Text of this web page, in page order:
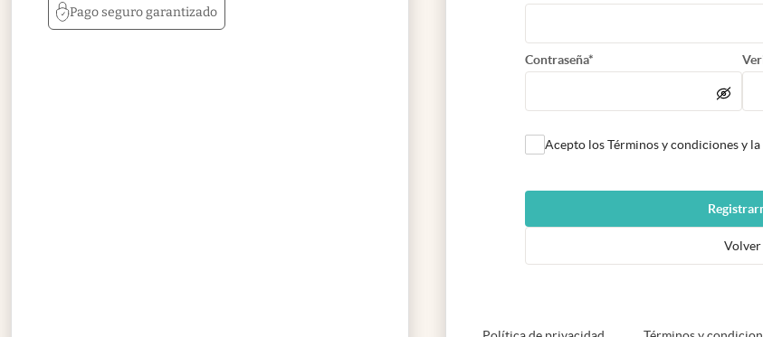
Pago segurogarantizado
Contraseña*
Acepto los Términos y condiciones y
Volver